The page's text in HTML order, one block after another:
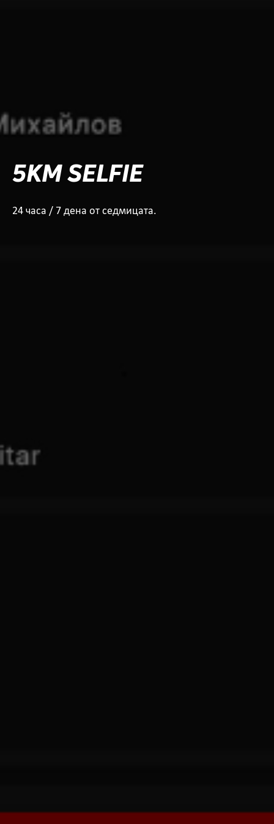
5KM SELFIE
24 часа / 7 дена от седмицата.